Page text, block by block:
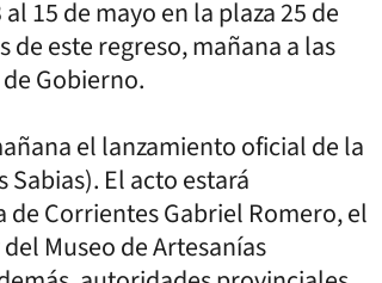
15 de mayo en la plaza 25 de
este regreso, mañana a las
Gobierno.
el lanzamiento oficial de la
Sabias). El acto estará
Corrientes Gabriel Romero, el
Museo de Artesanías